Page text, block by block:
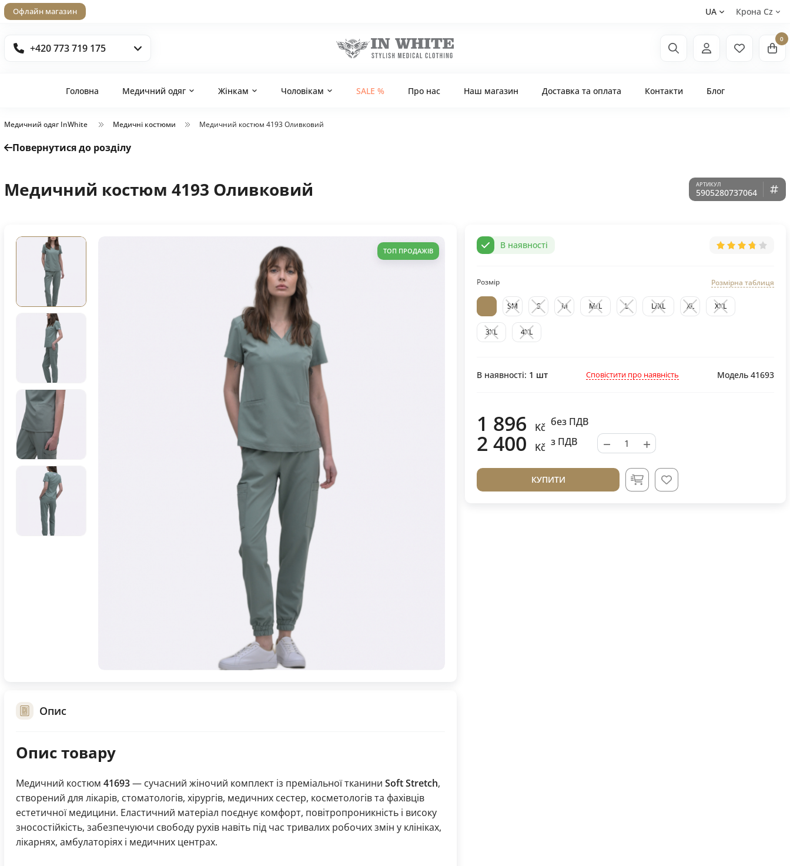
Офлайн магазин UA Крона Сz
+420 773 719 175
0
Головна Медичний одяг Жінкам Чоловікам SALE % Про нас Наш магазин Доставка та оплата Контакти Блог
Медичний одяг InWhite Медичні костюми Медичний костюм 4193 Оливковий
Повернутися до розділу
Медичний костюм 4193 Оливковий 5905280737064
ТОП ПРОДАЖІВ
В наявності
Розмір Розмірна таблиця
SM S M M/L L L/XL XL XXL
3XL 4XL
В наявності: 1 шт Сповістити про наявність Модель 41693
1 896 Kč без ПДВ
2 400 Kč з ПДВ − +
КУПИТИ
Опис
Опис товару
Медичний костюм 41693— сучасний жіночий комплект із преміальної тканини Soft Stretch,
створений для лікарів, стоматологів, хірургів, медичних сестер, косметологів та фахівців
естетичної медицини. Еластичний матеріал поєднує комфорт, повітропроникність і високу
зносостійкість, забезпечуючи свободу рухів навіть під час тривалих робочих змін у клініках,
лікарнях, амбулаторіях і медичних центрах.